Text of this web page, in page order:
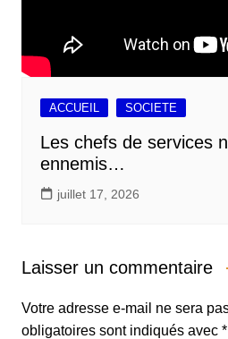
ACCUEIL SOCIETE
Les chefs de services
ennemis…
juillet 17, 2026
Laisser un commentaire
Votre adresse e-mail ne sera
obligatoires sont indiqués avec *